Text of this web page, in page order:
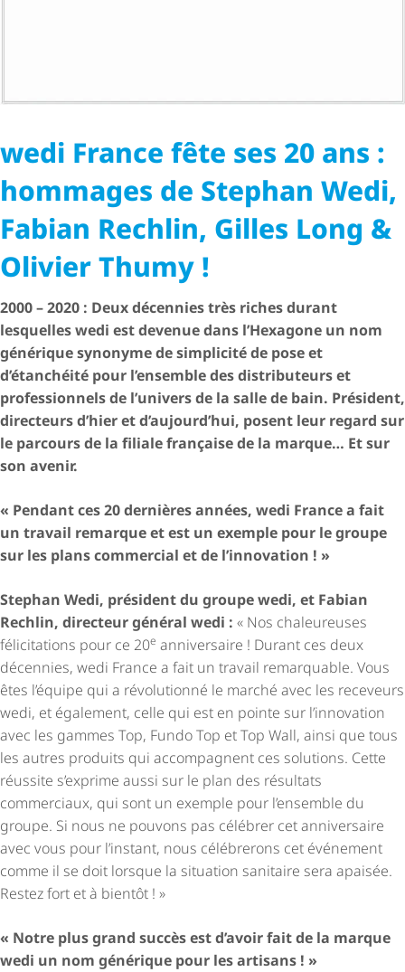
wedi France fête ses 20 ans :
hommages de Stephan Wedi,
Fabian Rechlin, Gilles Long &
Olivier Thumy !
2000 – 2020 : Deux décennies très riches durant
lesquelles wedi est devenue dans l’Hexagone un nom
générique synonyme de simplicité de pose et
d’étanchéité pour l’ensemble des distributeurs et
professionnels de l’univers de la salle de bain. Président,
directeurs d’hier et d’aujourd’hui, posent leur regard sur
le parcours de la filiale française de la marque… Et sur
son avenir.
« Pendant ces 20 dernières années, wedi France a fait
un travail remarque et est un exemple pour le groupe
sur les plans commercial et de l’innovation ! »
Stephan Wedi, président du groupe wedi, et Fabian
Rechlin, directeur général wedi : « Nos chaleureuses
félicitations pour ce 20e anniversaire ! Durant ces deux
décennies, wedi France a fait un travail remarquable. Vous
êtes l’équipe qui a révolutionné le marché avec les receveurs
wedi, et également, celle qui est en pointe sur l’innovation
avec les gammes Top, Fundo Top et Top Wall, ainsi que tous
les autres produits qui accompagnent ces solutions. Cette
réussite s’exprime aussi sur le plan des résultats
commerciaux, qui sont un exemple pour l’ensemble du
groupe. Si nous ne pouvons pas célébrer cet anniversaire
avec vous pour l’instant, nous célébrerons cet événement
comme il se doit lorsque la situation sanitaire sera apaisée.
Restez fort et à bientôt ! »
« Notre plus grand succès est d’avoir fait de la marque
wedi un nom générique pour les artisans ! »